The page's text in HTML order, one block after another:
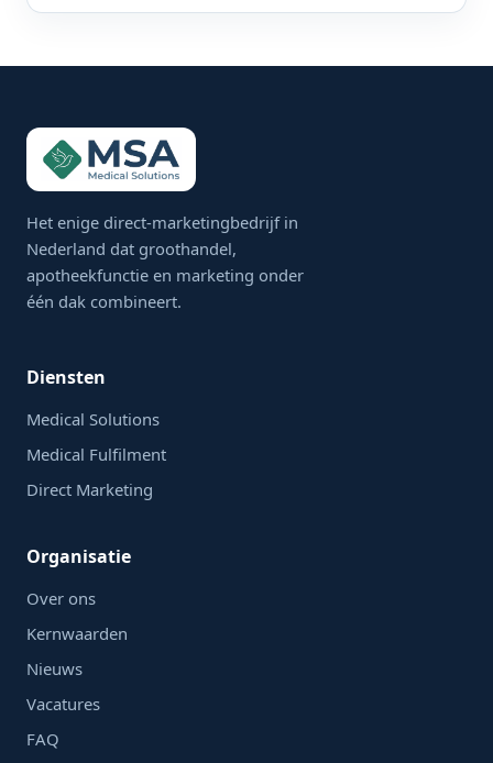
Het enige direct-marketingbedrijf in
Nederland dat groothandel,
apotheekfunctie en marketing onder
één dak combineert.
Diensten
Medical Solutions
Medical Fulfilment
Direct Marketing
Organisatie
Over ons
Kernwaarden
Nieuws
Vacatures
FAQ